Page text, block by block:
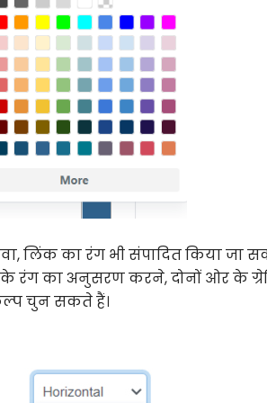
लिंक का रंग भी संपादित किया जा
के रंग का अनुसरण करने, दोनों ओर के
चुन सकते हैं।